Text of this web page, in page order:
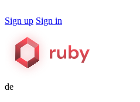
Sign up Sign in
de